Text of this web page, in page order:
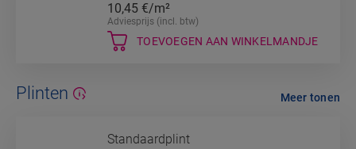
10,45 €/m²
Adviesprijs (incl. btw)
TOEVOEGEN AAN WINKELMANDJE
Plinten
Standaardplint
Meer tonen